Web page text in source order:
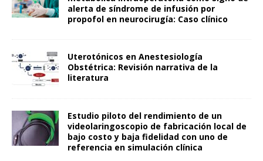
alerta de síndrome de infusión por
propofol en neurocirugía: Caso clínico
Uterotónicos en Anestesiología
Obstétrica: Revisión narrativa de la
literatura
Estudio piloto del rendimiento de un
videolaringoscopio de fabricación local de
bajo costo y baja fidelidad con uno de
referencia en simulación clínica